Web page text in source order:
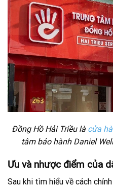
Đồng Hồ Hải Triều là cửa
tâm bảo hành Daniel
Ưu và nhược điểm của
Sau khi tìm hiểu về cách